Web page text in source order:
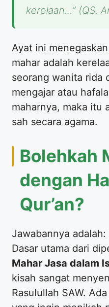
kerelaan…” (QS.
​Ayat ini
mahar adalah
seorang wanita rida
mengajar atau
maharnya, maka itu
sah secara agama.
​Bolehkah
dengan
Qur’an?
​Jawabannya adalah:
Dasar utama dari
Mahar Jasa dalam
kisah sangat
Rasulullah SAW.